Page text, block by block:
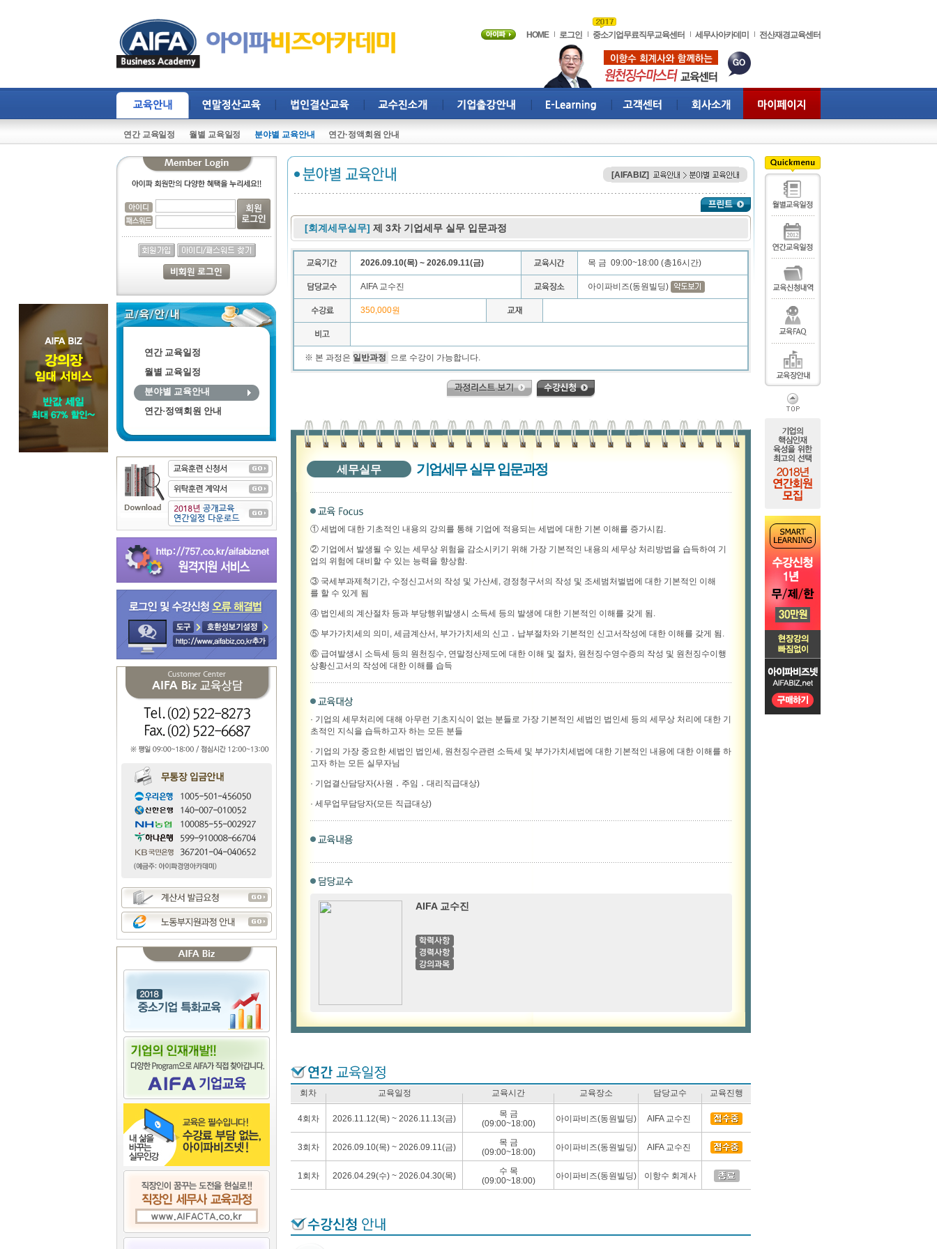
HOME 로그인 중소기업무료직무교육센터 세무사아카데미 전산재경교육센터
연간 교육일정 월별 교육일정 분야별 교육안내 연간·정액회원 안내
연간 교육일정
월별 교육일정
분야별 교육안내
연간·정액회원 안내
[AIFABIZ]